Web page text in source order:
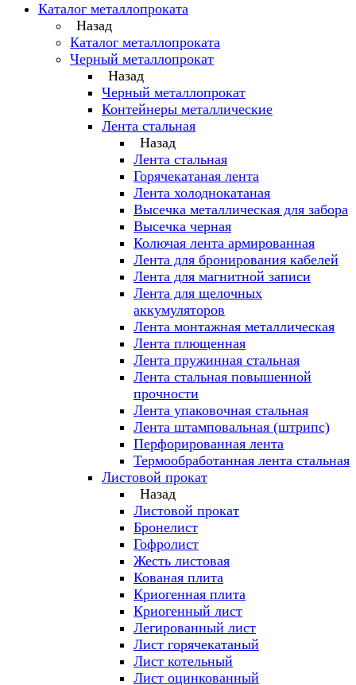
Каталог металлопроката
Назад
Каталог металлопроката
Черный металлопрокат
Назад
Черный металлопрокат
Контейнеры металлические
Лента стальная
Назад
Лента стальная
Горячекатаная лента
Лента холоднокатаная
Высечка металлическая для забора
Высечка черная
Колючая лента армированная
Лента для бронирования кабелей
Лента для магнитной записи
Лента для щелочных
аккумуляторов
Лента монтажная металлическая
Лента плющенная
Лента пружинная стальная
Лента стальная повышенной
прочности
Лента упаковочная стальная
Лента штамповальная (штрипс)
Перфорированная лента
Термообработанная лента стальная
Листовой прокат
Назад
Листовой прокат
Бронелист
Гофролист
Жесть листовая
Кованая плита
Криогенная плита
Криогенный лист
Легированный лист
Лист горячекатаный
Лист котельный
Лист оцинкованный